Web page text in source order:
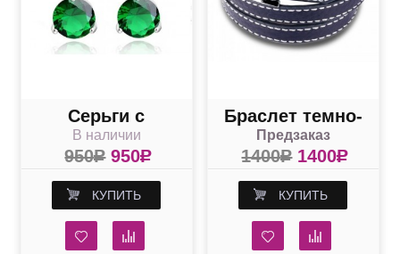
Серьги с
зелеными
круглыми
камнями
В наличии
950R 950R
КУПИТЬ
Браслет темно-
синий кожаный
на руку
Предзаказ
1400R 1400R
КУПИТЬ